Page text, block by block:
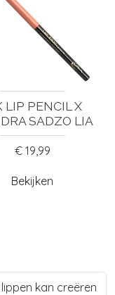
LIP PENCIL X
SADZO LIA
€ 19,99
Bekijken
kan creëren